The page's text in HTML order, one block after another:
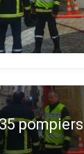
pompiers